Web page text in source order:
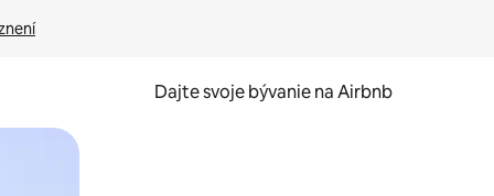
Dajte svoje bývanie na Airbnb